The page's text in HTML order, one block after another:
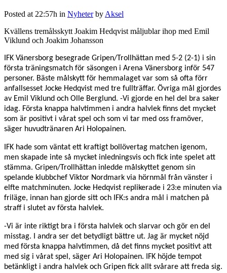
Posted at 22:57h in Nyheter by Aksel
Kvällens tremålsskytt Joakim Hedqvist måljublar ihop med Emil
Viklund och Joakim Johansson
IFK Vänersborg besegrade Gripen/Trollhättan med 5-2 (2-1) i sin
första träningsmatch för säsongen i Arena Vänersborg inför 547
personer. Bäste målskytt för hemmalaget var som så ofta förr
anfallsesset Jocke Hedqvist med tre fullträffar. Övriga mål gjordes
av Emil Viklund och Olle Berglund. -Vi gjorde en hel del bra saker
idag. Första knappa halvtimmen i andra halvlek finns det mycket
som är positivt i vårat spel och som vi tar med oss framöver,
säger huvudtränaren Ari Holopainen.
IFK hade som väntat ett kraftigt bollövertag matchen igenom,
men skapade inte så mycket inledningsvis och fick inte spelet att
stämma. Gripen/Trollhättan inledde målskyttet genom sin
spelande klubbchef Viktor Nordmark via hörnmål från vänster i
elfte matchminuten. Jocke Hedqvist replikerade i 23:e minuten via
friläge, innan han gjorde sitt och IFK:s andra mål i matchen på
straff i slutet av första halvlek.
-Vi är inte riktigt bra i första halvlek och slarvar och gör en del
misstag. I andra ser det betydligt bättre ut. Jag är mycket nöjd
med första knappa halvtimmen, då det finns mycket positivt att
med sig i vårat spel, säger Ari Holopainen.
IFK höjde tempot
betänkligt i andra halvlek och Gripen fick allt svårare att freda sig.